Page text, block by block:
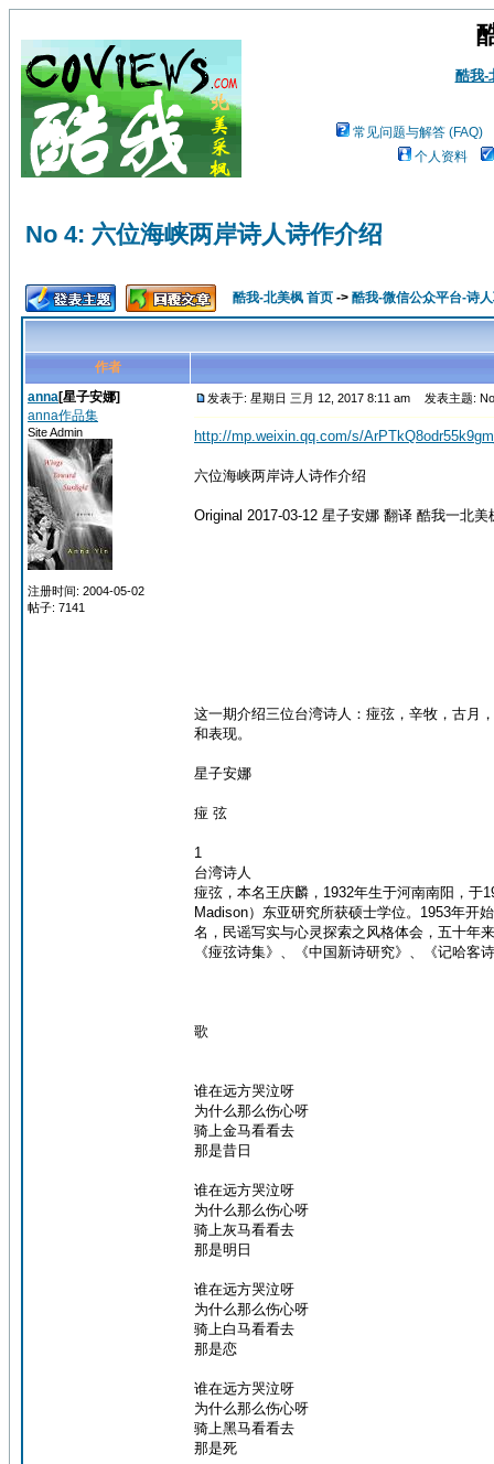
酷我-
常见问题与解答 (FAQ)
个人资料
No 4: 六位海峡两岸诗人诗作介绍
酷我-北美枫 首页 -> 酷我-微信公众平台-诗
作者
anna[星子安娜]
anna作品集
Site Admin
注册时间: 2004-05-02
帖子: 7141
发表于: 星期日 三月 12, 2017 8:11 am 发表主题:
http://mp.weixin.qq.com/s/
六位海峡两岸诗人诗作介绍
Original 2017-03-12 星子安娜 翻译 酷我一北美
这一期介绍三位台湾诗人：痖弦，辛牧，古月
和表现。
星子安娜
痖 弦
1
台湾诗人
痖弦，本名王庆麟，1932年生于河南南阳，于
Madison）东亚研究所获硕士学位。1953年开
名，民谣写实与心灵探索之风格体会，五十年
《痖弦诗集》、《中国新诗研究》、《记哈客
歌
谁在远方哭泣呀
为什么那么伤心呀
骑上金马看看去
那是昔日
谁在远方哭泣呀
为什么那么伤心呀
骑上灰马看看去
那是明日
谁在远方哭泣呀
为什么那么伤心呀
骑上白马看看去
那是恋
谁在远方哭泣呀
为什么那么伤心呀
骑上黑马看看去
那是死